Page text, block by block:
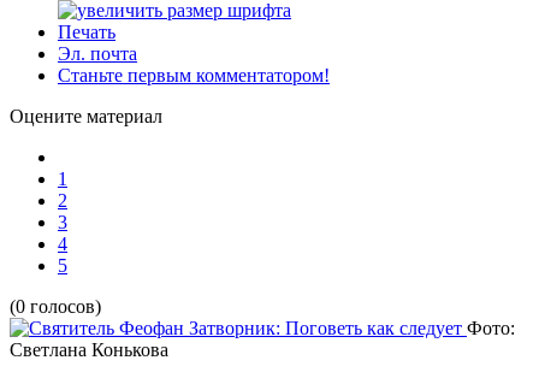
Печать
Эл. почта
Станьте первым комментатором!
Оцените материал
1
2
3
4
5
(0 голосов)
Фото:
Светлана Конькова